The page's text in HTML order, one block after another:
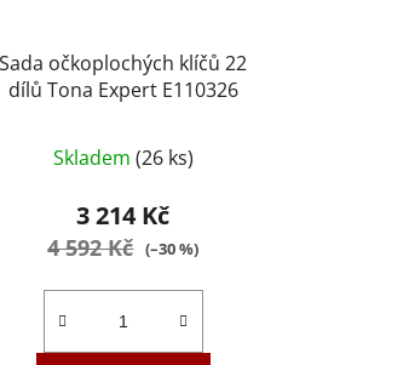
Sada očkoplochých klíčů 22
dílů Tona Expert E110326
hodnocení
produktu
je
5
Skladem (26 ks)
3 214 Kč
4 592 Kč (–30 %)